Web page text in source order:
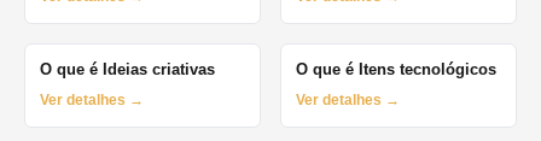
O que é Ideias criativas
Ver detalhes →
O que é Itens tecnológicos
Ver detalhes →